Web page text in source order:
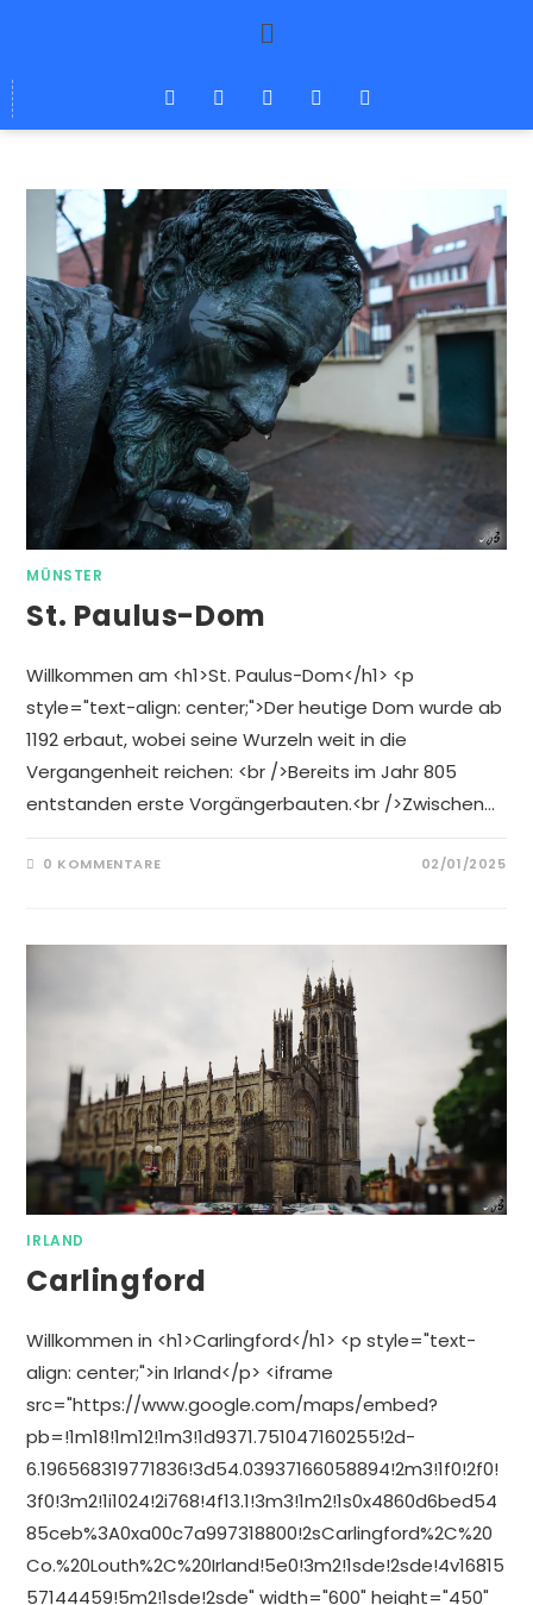
MÜNSTER
St. Paulus-Dom
Willkommen am <h1>St. Paulus-Dom</h1> <p
style="text-align: center;">Der heutige Dom wurde ab
1192 erbaut, wobei seine Wurzeln weit in die
Vergangenheit reichen: <br />Bereits im Jahr 805
entstanden erste Vorgängerbauten.<br />Zwischen…
0 KOMMENTARE 02/01/2025
IRLAND
Carlingford
Willkommen in <h1>Carlingford</h1> <p style="text-
align: center;">in Irland</p> <iframe
src="https://www.google.com/maps/embed?
pb=!1m18!1m12!1m3!1d9371.751047160255!2d-
6.196568319771836!3d54.03937166058894!2m3!1f0!2f0!
3f0!3m2!1i1024!2i768!4f13.1!3m3!1m2!1s0x4860d6bed54
85ceb%3A0xa00c7a997318800!2sCarlingford%2C%20
Co.%20Louth%2C%20Irland!5e0!3m2!1sde!2sde!4v16815
57144459!5m2!1sde!2sde" width="600" height="450"